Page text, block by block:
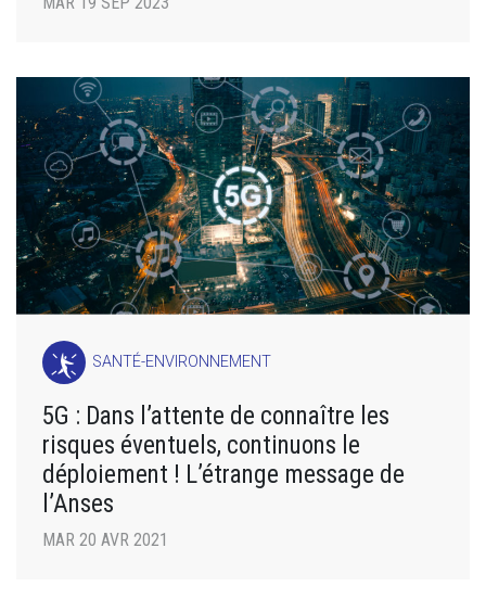
SANTÉ-ENVIRONNEMENT
5G : Dans l’attente de connaître les
risques éventuels, continuons le
déploiement ! L’étrange message de
l’Anses
MAR 20 AVR 2021